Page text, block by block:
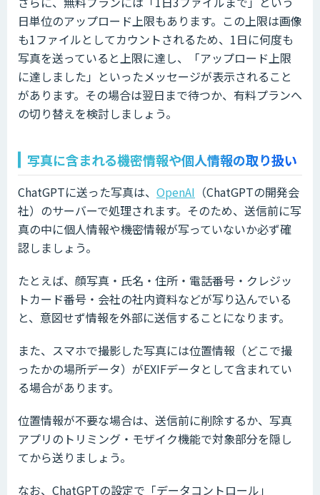
日単位のアップロード上限もあります。この上限は画像
も1ファイルとしてカウントされるため、1日に何度も
写真を送っていると上限に達し、「アップロード上限
に達しました」といったメッセージが表示されること
があります。その場合は翌日まで待つか、有料プランへ
の切り替えを検討しましょう。
写真に含まれる機密情報や個人情報の取り扱い
ChatGPTに送った写真は、 OpenAI （ChatGPTの開発会
社）のサーバーで処理されます。そのため、送信前に写
真の中に個人情報や機密情報が写っていないか必ず確
認しましょう。
たとえば、顔写真・氏名・住所・電話番号・クレジッ
トカード番号・会社の社内資料などが写り込んでいる
と、意図せず情報を外部に送信することになります。
また、スマホで撮影した写真には位置情報（どこで撮
ったかの場所データ）がEXIFデータとして含まれてい
る場合があります。
位置情報が不要な場合は、送信前に削除するか、写真
アプリのトリミング・モザイク機能で対象部分を隠し
てから送りましょう。
なお、ChatGPTの設定で「データコントロール」